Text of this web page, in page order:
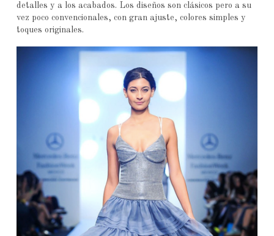
detalles y a los acabados. Los diseños son clásicos pero a su
vez poco convencionales, con gran ajuste, colores simples y
toques originales.